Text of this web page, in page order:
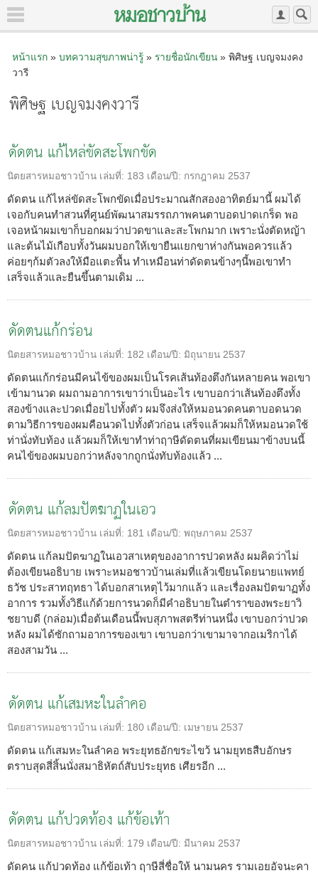
หน้าแรก» บทความสุขภาพน่ารู้» รายชื่อนักเขียน» พิศิษฐ เบญจมงคง
วารี
พิศิษฐ เบญจมงคงวารี
ดัดตน แก้ไหล่ขัดสะโพกขัด
นิตยสารหมอชาวบ้าน เล่มที่: 183 เดือน/ปี: กรกฎาคม 2537
ดัดตน แก้ไหล่ขัดสะโพกขัดเมื่อประมาณสักสองอาทิตย์มานี้ ผมได้
เจอกับคนทำสวนที่ศูนย์พัฒนาสมรรถภาพคนตาบอดปาดเกร็ด พอ
เจอหน้าผมเขาก็บอกผมว่าปวดขาและสะโพกมาก เพราะนั่งตัดหญ้า
และต้นไม้เกือบทั้งวันผมบอกให้เขายืนแยกขาห่างกันพอควรแล้ว
ค่อยๆก้มตัวลงให้มือแตะพื้น ทำเหมือนท่าดัดตนข้างๆนี้พอเขาทำ
เสร็จแล้วและยืนขึ้นตามเดิม ...
ดัดตนแก้กร่อน
นิตยสารหมอชาวบ้าน เล่มที่: 182 เดือน/ปี: มิถุนายน 2537
ดัดตนแก้กร่อนมีคนไข้ของผมเป็นโรคเส้นท้องตึงกันหลายคน พอเขา
เข้ามานวด ผมถามอาการเขาว่าเป็นอะไร เขาบอกว่าเส้นท้องตึงทั้ง
สองข้างและปวดเมื่อยไปทั้งตัว ผมจึงส่งให้หมอนวดคนตาบอดนวด
ตามวิธีการของผมคือนวดไปทั้งตัวก่อน เสร็จแล้วผมก็ให้หมอนวดใช้
ท่านั่งทับท้อง แล้วผมก็ให้เขาทำท่าฤาษีดัดตนที่ผมเขียนมาข้างบนนี้
คนไข้ของผมบอกว่าหลังจากถูกนั่งทับท้องแล้ว ...
ดัดตน แก้ลมปัตฆาฏในเอว
นิตยสารหมอชาวบ้าน เล่มที่: 181 เดือน/ปี: พฤษภาคม 2537
ดัดตน แก้ลมปัตฆาฏในเอวสาเหตุของอาการปวดหลัง ผมคิดว่าไม่
ต้องเขียนอธิบาย เพราะหมอชาวบ้านเล่มที่แล้วเขียนโดยนายแพทย์
ธวัช ประสาทฤทธา ได้บอกสาเหตุไว้มากแล้ว และเรื่องลมปัตฆาฏทั้ง
อาการ รวมทั้งวิธีแก้ด้วยการนวดก็มีคำอธิบายในตำราของพระยาวิ
ชยาบดี (กล่อม)เมื่อต้นเดือนนี้พบสุภาพสตรีท่านหนึ่ง เขาบอกว่าปวด
หลัง ผมได้ซักถามอาการของเขา เขาบอกว่าเขามาจากอเมริกาได้
สองสามวัน ...
ดัดตน แก้เสมหะในลำคอ
นิตยสารหมอชาวบ้าน เล่มที่: 180 เดือน/ปี: เมษายน 2537
ดัดตน แก้เสมหะในลำคอ พระยุทธอักขระไขว้ นามยุทธสืบอักษร
ตราบสุดสี่สิ้นนั่งสมาธิหัตถ์สับประยุทธ เศียรอีก ...
ดัดตน แก้ปวดท้อง แก้ข้อเท้า
นิตยสารหมอชาวบ้าน เล่มที่: 179 เดือน/ปี: มีนาคม 2537
ดัดคน แก้ปวดท้อง แก้ข้อเท้า ฤาษีสี่ชื่อให้ นามนคร รามเอยอัจนะคา